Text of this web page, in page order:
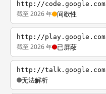
http://code.google.com
截至 2026 年 间歇性
http://play.google.com
截至 2026 年 已屏蔽
http://talk.google.com
无法解析